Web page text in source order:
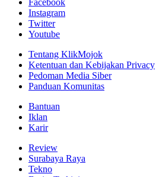
Instagram
Twitter
Youtube
Tentang KlikMojok
Ketentuan dan Kebijakan Privacy
Pedoman Media Siber
Panduan Komunitas
Bantuan
Iklan
Karir
Review
Surabaya Raya
Tekno